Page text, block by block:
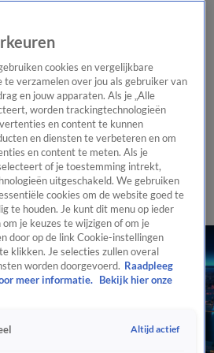
Het beste van Hart
Tip de
WeerTip de redactiePanelVideo's
cookies en vergelijkbare
verzamelen over jou als gebruiker van
en jouw apparaten. Als je „Alle
worden trackingtechnologieën
en content te kunnen
en diensten te verbeteren en om
en content te meten. Als je
of je toestemming intrekt,
uitgeschakeld. We gebruiken
cookies om de website goed te
te houden. Je kunt dit menu op ieder
je keuzes te wijzigen of om je
door op de link Cookie-instellingen
klikken. Je selecties zullen overal
worden doorgevoerd. Raadpleeg
meer informatie.
Bekijk hier onze
Altijd actief